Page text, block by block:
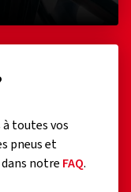
toutes vos
pneus et
notre FAQ.